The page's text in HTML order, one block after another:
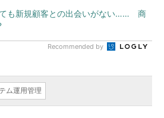
ても新規顧客との出会いがない…… 商
Recommended by
ム運用管理